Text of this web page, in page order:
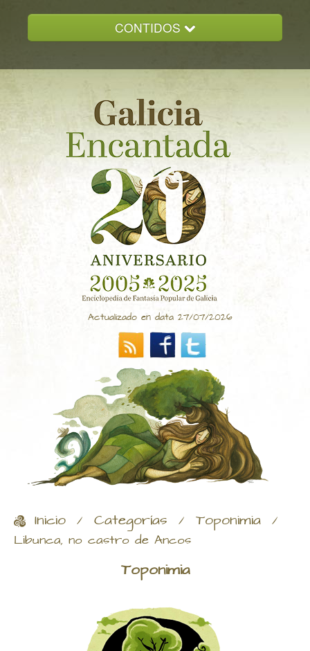
CONTIDOS
GALICIA ENCANTADA
DOCUMENTACION
NOVAS
CONTACTO
Actualizado en data 27/07/2026
Inicio / Categorías / Toponimia /
Libunca, no castro de Ancos
Toponimia